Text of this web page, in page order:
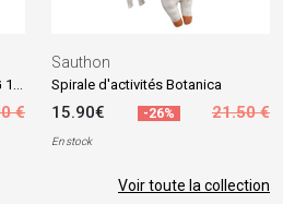
€
Sauthon
Spirale d'activités Botanica
15.90€ -26% 21.50 €
En stock
Voir toute la collection